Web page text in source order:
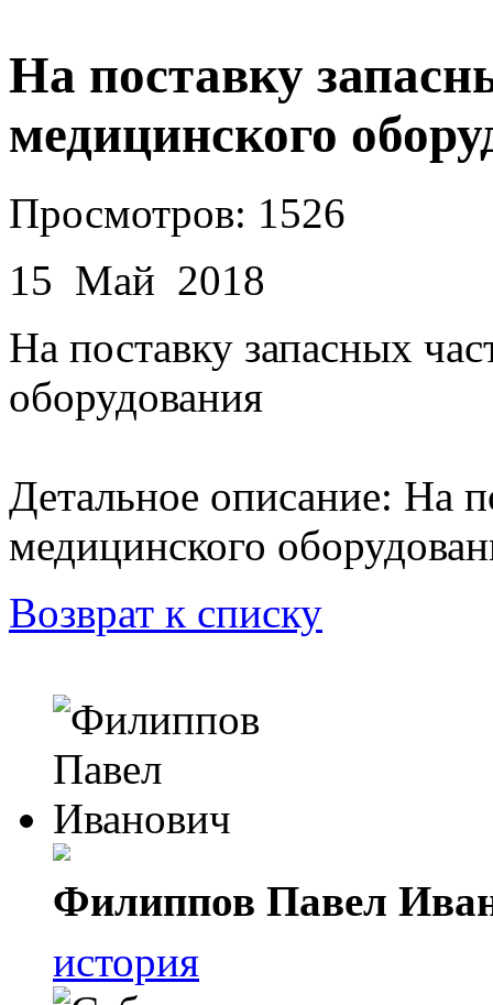
На поставку
медицинского
Просмотров: 1526
15 Май 2018
На поставку запасных
оборудования
Детальное описание: На
медицинского
Возврат к списку
Филиппов Павел
история